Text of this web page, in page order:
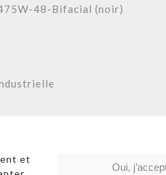
et
Oui,
48-Bifacial (noir)